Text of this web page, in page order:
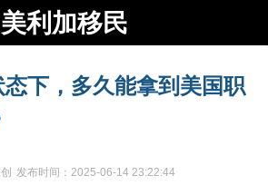
美利加移民
下，多久能拿到美国职
发布时间：2025-06-14 23:22:44